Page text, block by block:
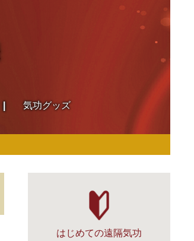
気功グッズ
はじめての遠隔気功